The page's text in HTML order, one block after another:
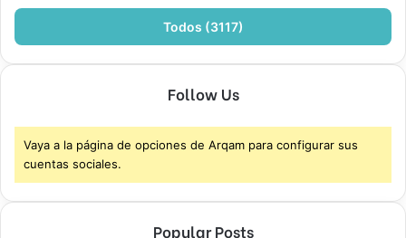
Todos (3117)
Follow Us
Vaya a la página de opciones de Arqam para configurar sus
cuentas sociales.
Popular Posts